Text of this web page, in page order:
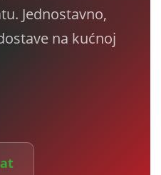
Jednostavno,
na kućnoj